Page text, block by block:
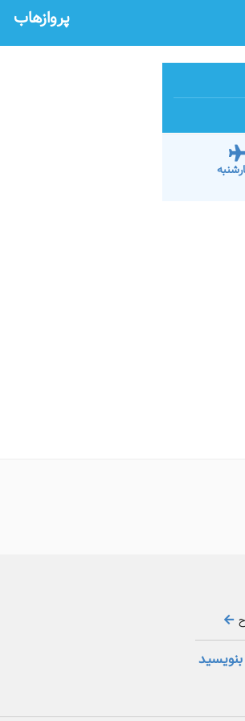
پروازهاب